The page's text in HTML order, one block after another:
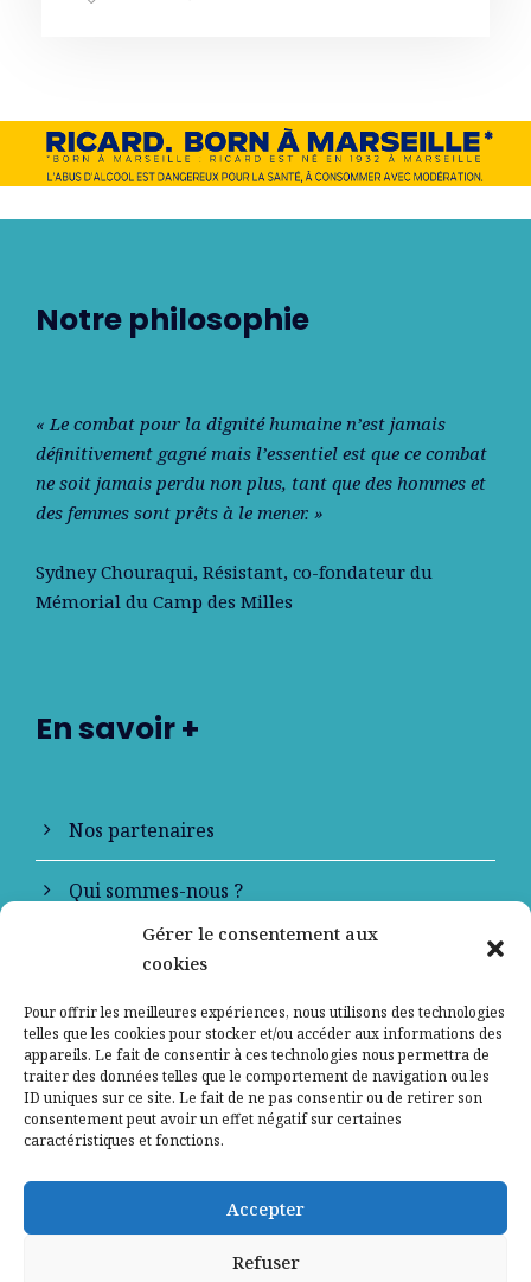
Gérer le consentement aux
cookies
Pour offrir les meilleures expériences, nous utilisons des technologies
telles que les cookies pour stocker et/ou accéder aux informations des
appareils. Le fait de consentir à ces technologies nous permettra de
traiter des données telles que le comportement de navigation ou les
ID uniques sur ce site. Le fait de ne pas consentir ou de retirer son
consentement peut avoir un effet négatif sur certaines
caractéristiques et fonctions.
Accepter
Refuser
Notre philosophie
« Le combat pour la dignité humaine n’est jamais
déﬁnitivement gagné mais l’essentiel est que ce combat
ne soit jamais perdu non plus, tant que des hommes et
des femmes sont prêts à le mener. »
Sydney Chouraqui, Résistant, co-fondateur du
Mémorial du Camp des Milles
En savoir +
Nos partenaires
Qui sommes-nous ?
Contactez-nous
Mentions légales
Politique de confidentialité